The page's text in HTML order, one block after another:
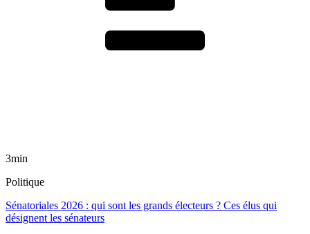
3min
Politique
Sénatoriales 2026 : qui sont les grands électeurs ? Ces élus qui
désignent les sénateurs